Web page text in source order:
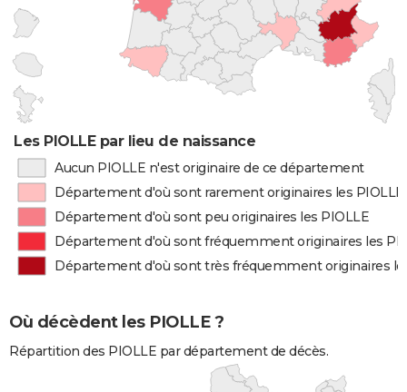
Les PIOLLE par lieu de naissance
Aucun PIOLLE n'est originaire de ce département
Département d'où sont rarement originaires les PIOLLE
Département d'où sont peu originaires les PIOLLE
Département d'où sont fréquemment originaires les
Département d'où sont très fréquemment originaires
Où décèdent les PIOLLE ?
Répartition des PIOLLE par département de décès.